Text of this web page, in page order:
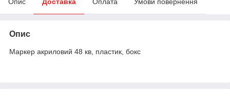
Опис
Маркер акриловий 48 кв, пластик, бокс